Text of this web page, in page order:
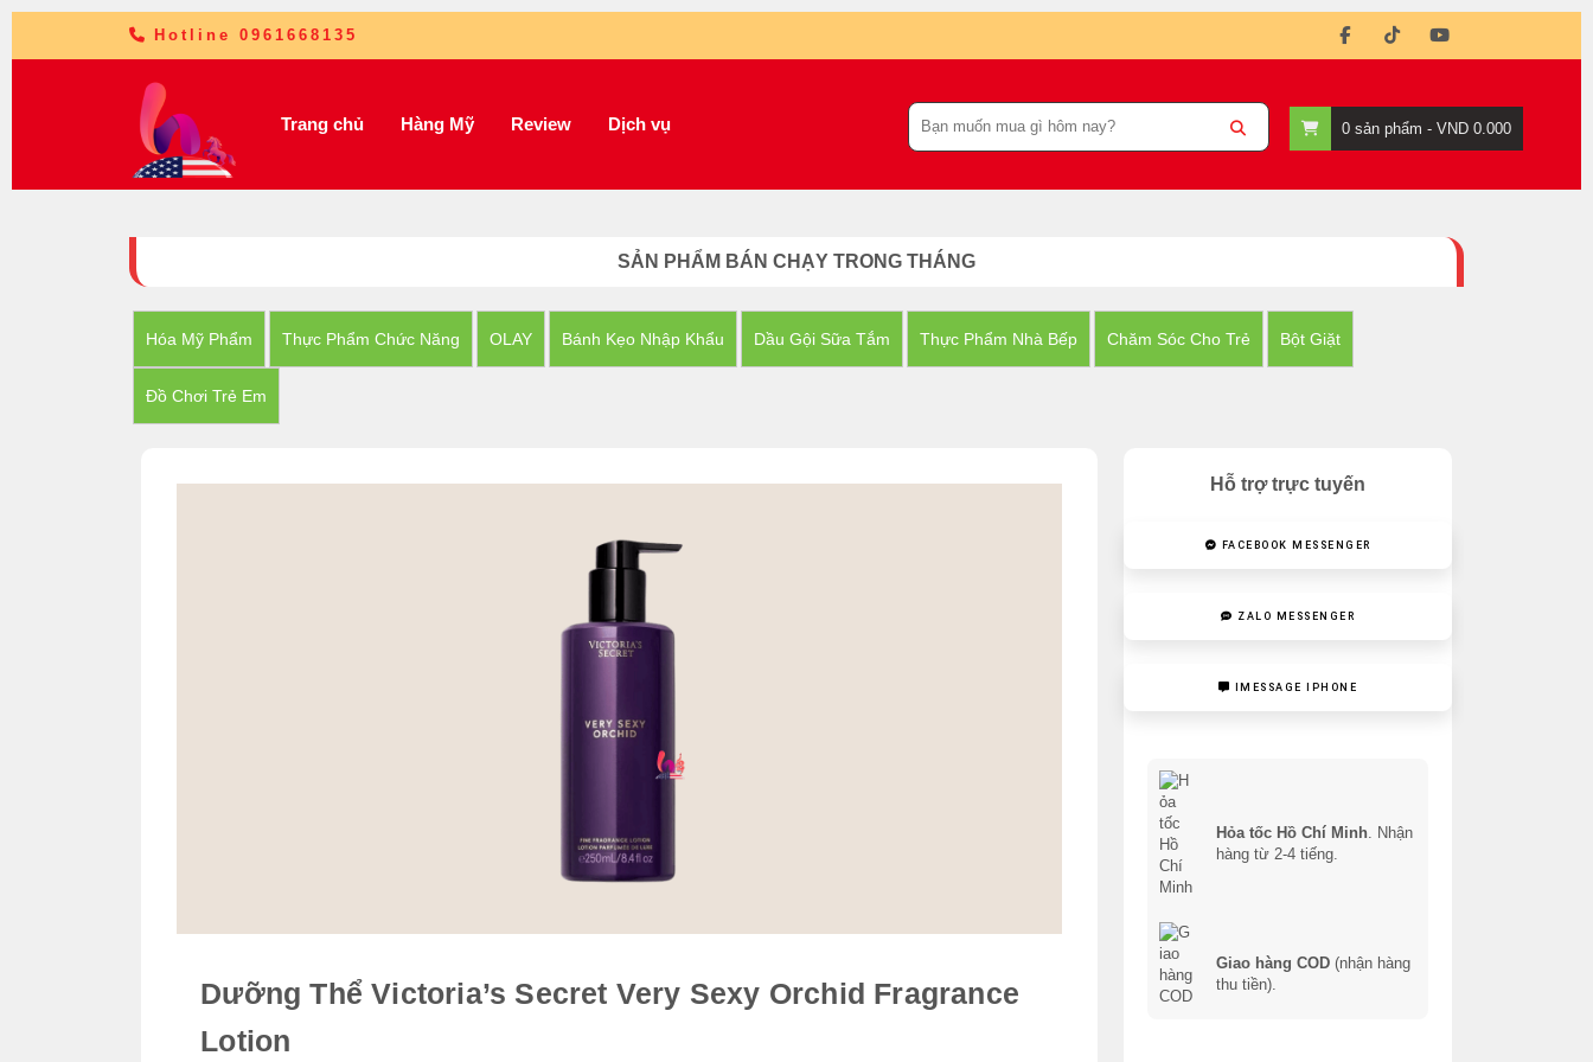
Hotline 0961668135
Trang chủ Hàng Mỹ Review Dịch vụ 0sản phẩm - VND 0.000
SẢN PHẨM BÁN CHẠY TRONG THÁNG
Hóa Mỹ Phẩm Thực Phẩm Chức Năng OLAY Bánh Kẹo Nhập Khẩu Dầu Gội Sữa Tắm Thực Phẩm Nhà Bếp Chăm Sóc Cho Trẻ Bột Giặt
Đồ Chơi Trẻ Em
Hỗ trợ trực tuyến
FACEBOOK MESSENGER
ZALO MESSENGER
IMESSAGE IPHONE
Hỏa tốc Hồ Chí Minh. Nhận
hàng từ 2-4 tiếng.
Giao hàng COD (nhận hàng
thu tiền).
Dưỡng Thể Victoria’s Secret Very Sexy Orchid Fragrance
Lotion